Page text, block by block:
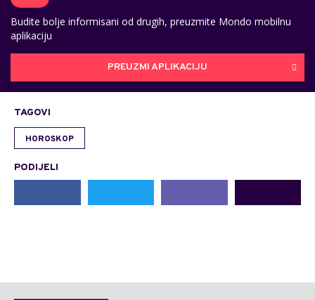
Budite bolje informisani od drugih, preuzmite Mondo mobilnu
aplikaciju
PREUZMI APLIKACIJU
TAGOVI
HOROSKOP
PODIJELI